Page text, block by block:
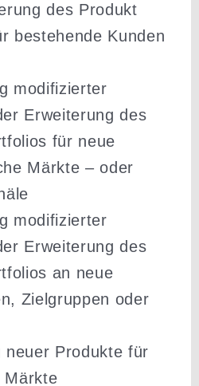
des Produkt
bestehende Kunden
modifi­zierter
Erwei­terung des
für neue
Märkte – oder
modifi­zierter
Erwei­terung des
an neue
Zielgruppen oder
neuer Produkte für
Märkte